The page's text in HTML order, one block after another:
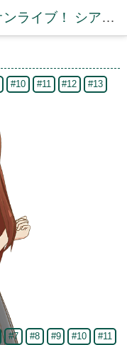
アイドルマスター ミリオンライブ！ シアターデイズDB【ミリシタDB】
#10 #11 #12
#13
#7 #8 #9 #10 #11